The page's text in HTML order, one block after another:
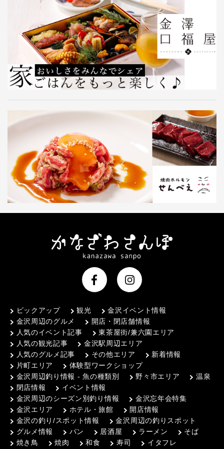
ピックアップ 観光
金沢イベント情報
金沢周辺のグルメ
開店・閉店舗情報
人気のイベント記事
東茶屋街/兼六園エリア
人気の観光記事
金沢駅周辺エリア
人気のグルメ記事
その他エリア
新着情報
片町エリア
体験型ワークショップ
金沢周辺釣り情報 - 魚の種類別
野々市エリア
温泉
閉店情報
イベント情報
金沢周辺のシーズン別釣り情報
金沢忘年会特集
金沢エリア
ホテル・旅館
開店情報
金沢の釣り/スポット情報
金沢周辺の釣りスポット
グルメ情報
パン 居酒屋 ラーメン
そば
焼き鳥
焼肉 和食 寿司 イタフレ